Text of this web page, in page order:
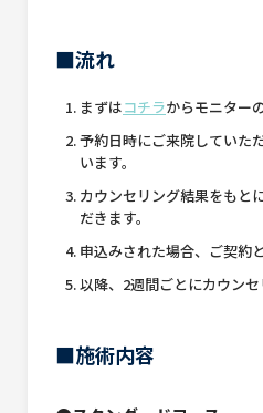
■流れ
まずはコチラからモニター
予約日時にご来院していた
います。
カウンセリング結果をもと
だきます。
申込みされた場合、ご契約
以降、2週間ごとにカウンセ
■施術内容